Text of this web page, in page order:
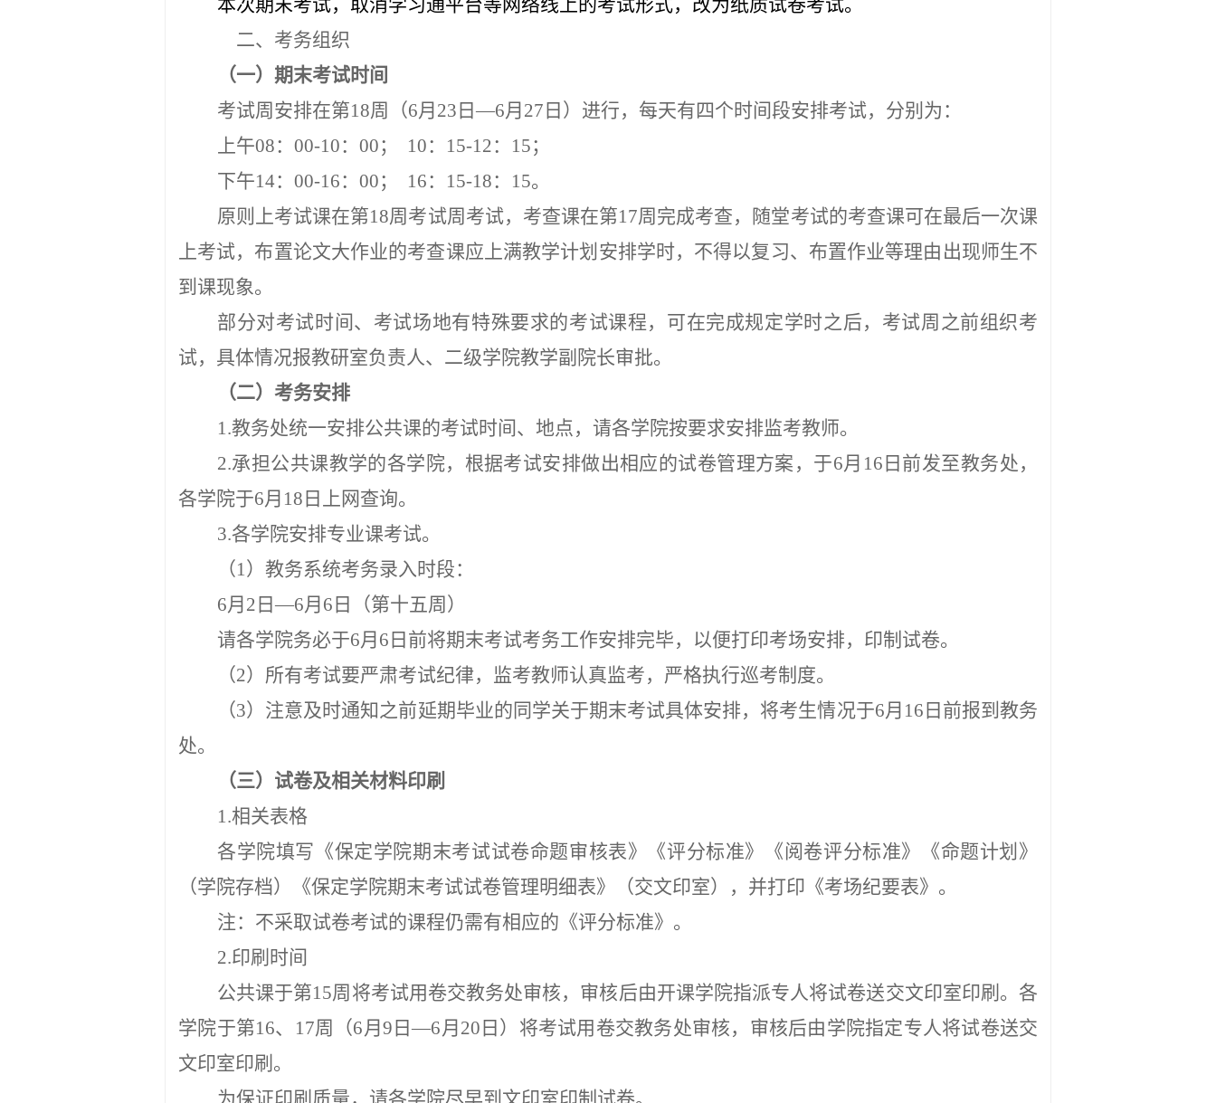
本次期末考试，取消学习通平台等网络线上的考试形式，改为纸质试卷考试。
二、考务组织
（一）期末考试时间
考试周安排在第18周（6月 23 日 —6月 27 日）进行，每天有四个时间段安排考试，分别为：
上午08：00-10：00； 10：15-12：15；
下午14：00-16：00； 16：15-18：15。
原则上考试课在第18周考试周考试，考查课在第17周 完成考查，随堂考试的考查课可在最后一次课
上考试，布置论文大作业的考查课应上满教学计划安排学时，不得以复习、布置作业等理由出现师生不
到课现象。
部分对考试时间、考试场地有特殊要求的考试课程，可在完成规定学时之后，考试周之前组织考
试，具体情况报教研室负责人、二级学院教学副院长审批。
（二）考务安排
1.教务处统一安排公共课的考试时间、地点，请各学院按要求安排监考教师。
2.承担公共课教学的各学院，根据考试安排做出相应的试卷管理方案，于6月 16 日前发至教务处，
各学院于6月 18 日上网查询。
3.各学院安排专业课考试。
（1）教务系统考务录入时段：
6月 2 日 —6月 6 日（第十五周）
请各学院务必于6月 6 日前将期末考试考务工作安排完毕，以便打印考场安排，印制试卷。
（2）所有考试要严肃考试纪律，监考教师认真监考，严格执行巡考制度。
（3）注意及时通知之前延期毕业的同学关于期末考试具体安排，将考生情况于6月 16日前报到教务
处。
（三）试卷及相关材料印刷
1.相关表格
各学院填写《保定学院期末考试试卷命题审核表》《评分标准》《阅卷评分标准》《命题计划》
（学院存档）《保定学院期末考试试卷管理明细表》（交文印室），并打印《考场纪要表》。
注：不采取试卷考试的课程仍需有相应的《评分标准》。
2.印刷时间
公共课于第15周将考试用卷交教务处审核，审核后由开课学院指派专人将试卷送交文印室印刷。各
学院于第16、 17周（6月 9 日—6月 20 日）将考试用卷交教务处审核，审核后由学院指定专人将试卷送交
文印室印刷 。
为保证印刷质量，请各学院尽早到文印室印制试卷。